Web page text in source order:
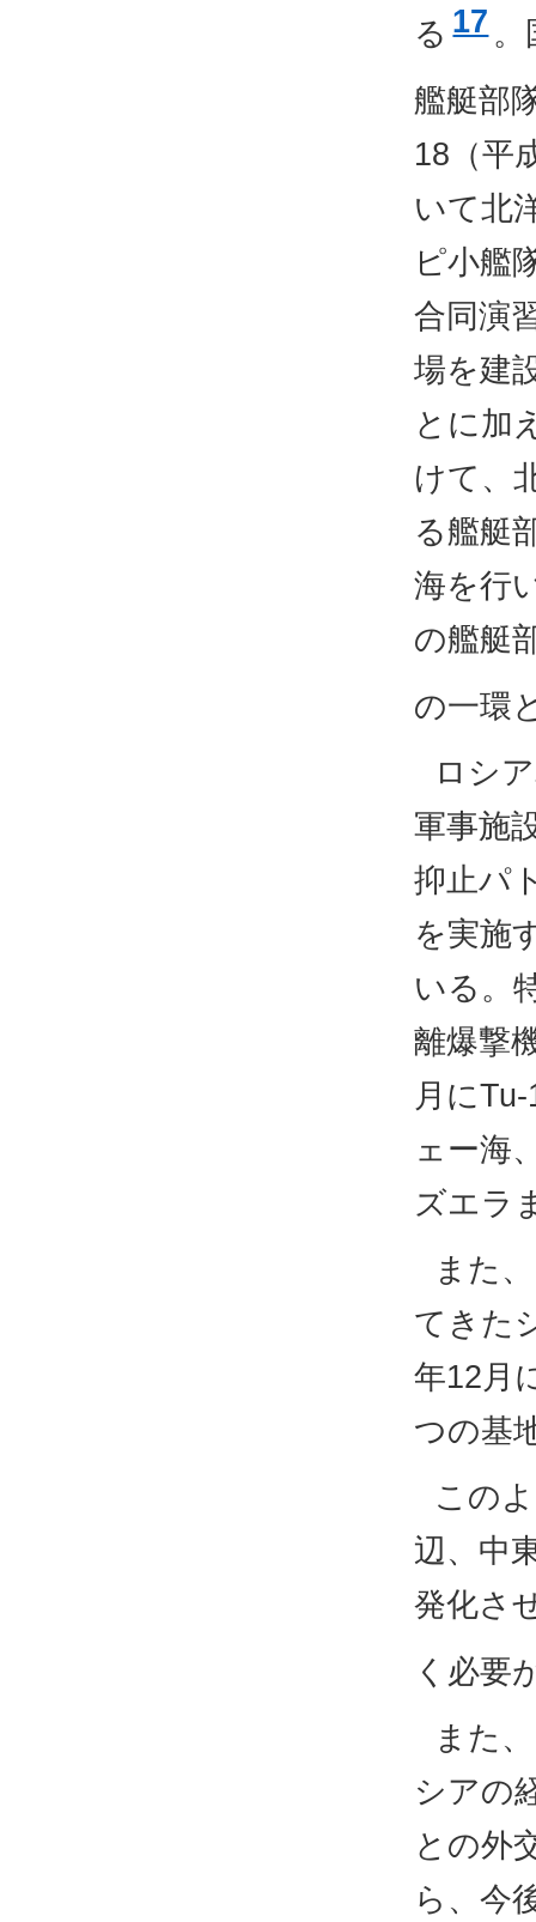
る 17 。
艦艇部
18（平
いて北
ピ小艦
合同演
場を建
とに加
けて、
る艦艇
海を行
の艦艇
の一環
ロシ
軍事施
抑止パ
を実施
いる。
離爆撃
月に
ェー海
ズエラ
また
てきた
年12月
つの基
この
辺、中
発化さ
く必要
また
シアの
との外
ら、今